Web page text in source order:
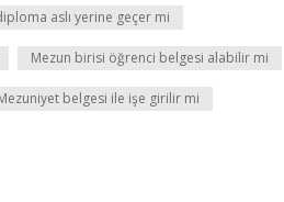
aslı yerine geçer mi
Mezun birisi öğrenci belgesi alabilir mi
belgesi ile işe girilir mi